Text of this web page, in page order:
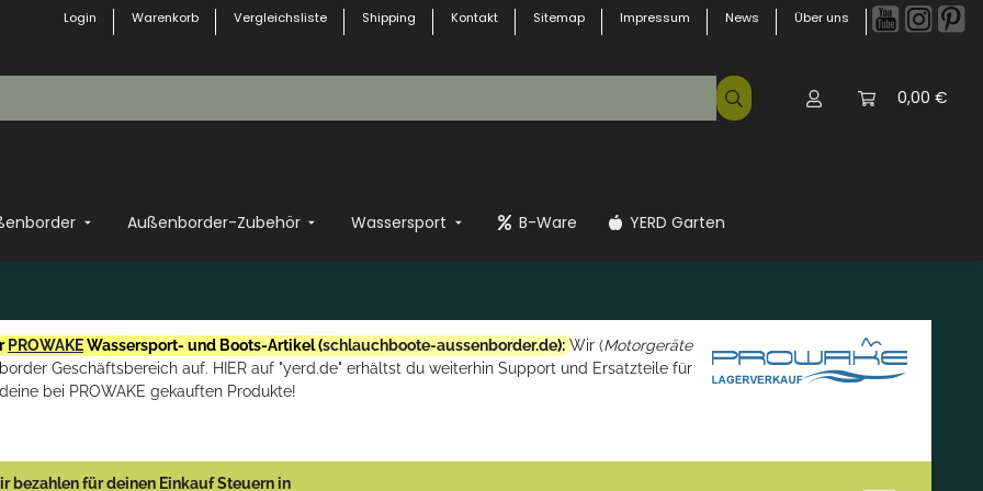
Login Warenkorb Vergleichsliste Shipping Kontakt Sitemap Impressum News Über uns
0,00 €
Außenborder-Zubehör Wassersport B-Ware YERD Garten
PROWAKEWassersport- und Boots-Artikel (schlauchboote-aussenborder.de): Wir (Motorgeräte
Geschäftsbereich auf. HIER auf "yerd.de" erhältst du weiterhin Support und Ersatzteile für
deine bei PROWAKE gekauften Produkte!
bezahlen für deinen Einkauf Steuern in